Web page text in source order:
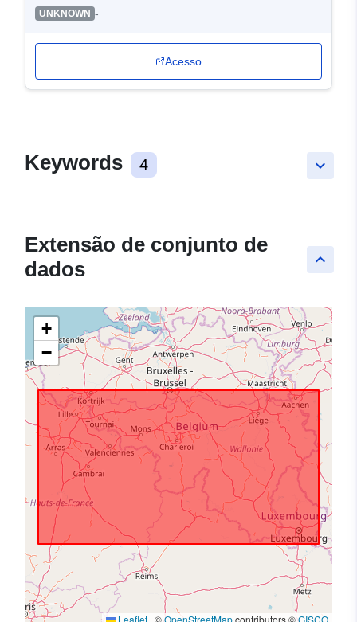
UNKNOWN -
Acesso
keyboard_arrow_down
Keywords 4
keyboard_arrow_up
Extensão de conjunto de
dados
+
−